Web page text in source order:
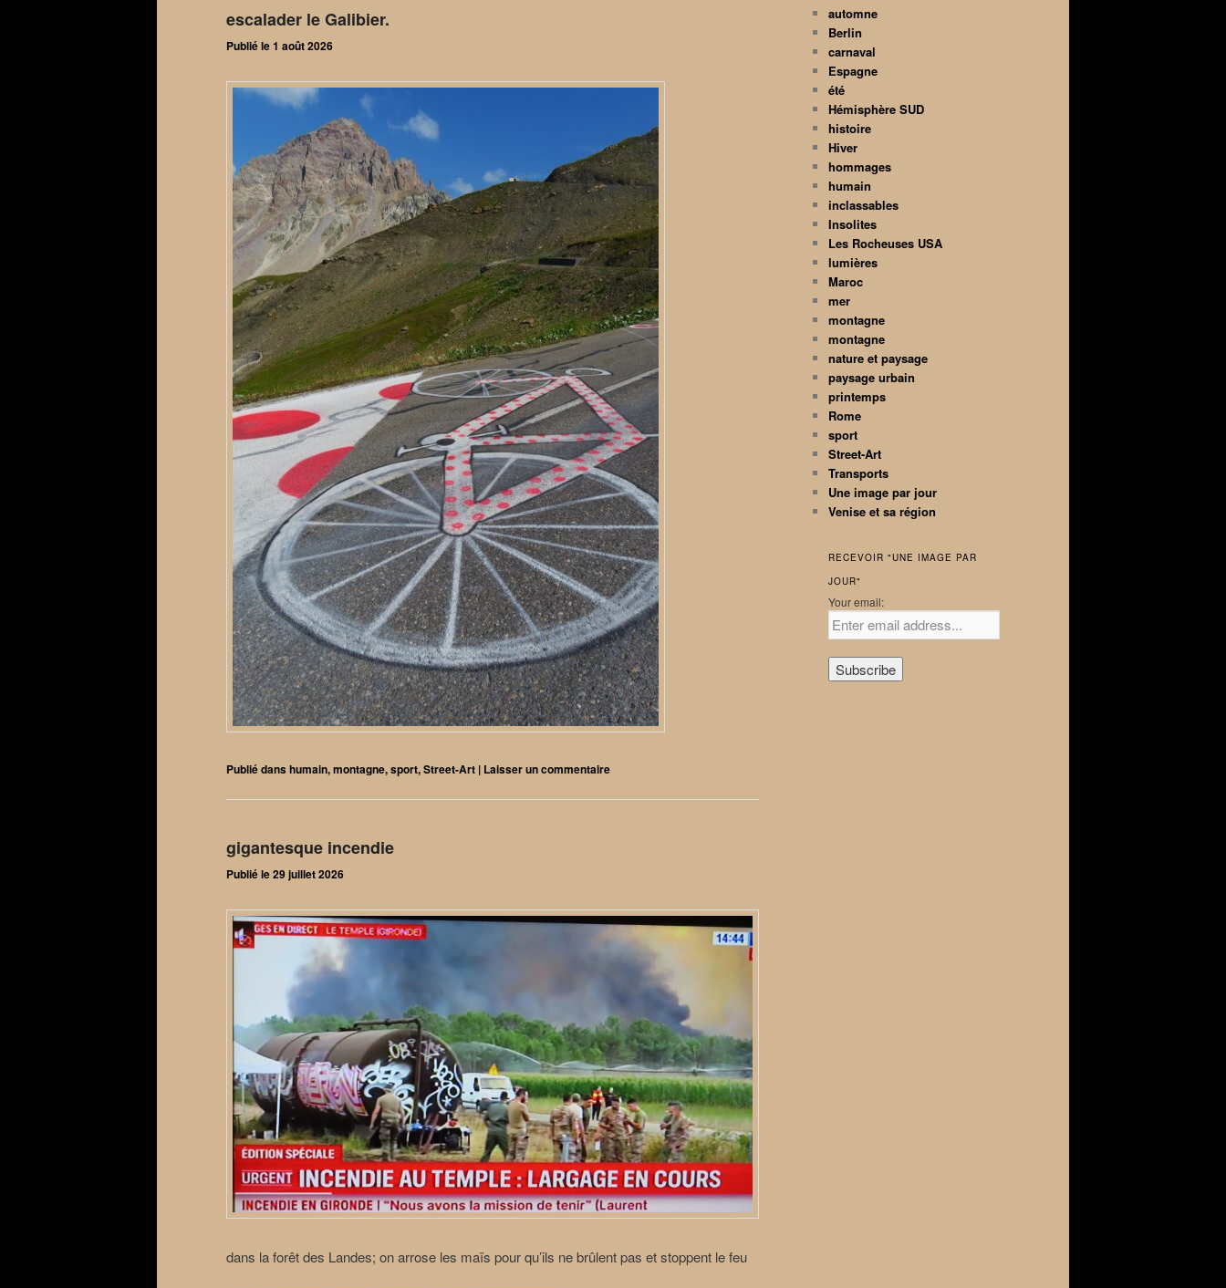
escalader le Galibier.
Publié le1 août 2026
Publié danshumain,montagne,sport,Street-Art | Laisser un commentaire
gigantesque incendie
Publié le29 juillet 2026
dans la forêt des Landes; on arrose les maïs pour qu’ils ne brûlent pas et stoppent le feu
automne
Berlin
carnaval
Espagne
été
Hémisphère SUD
histoire
Hiver
hommages
humain
inclassables
Insolites
Les Rocheuses USA
lumières
Maroc
mer
montagne
montagne
nature et paysage
paysage urbain
printemps
Rome
sport
Street-Art
Transports
Une image par jour
Venise et sa région
RECEVOIR "UNE IMAGE PAR
JOUR"
Your email: